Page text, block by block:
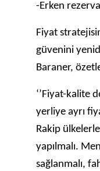
-Erken
Fiyat
güvenini
Baraner,
‘’Fiyat-kalite
yerliye ayrı
Rakip
yapılmalı.
sağlanmalı,